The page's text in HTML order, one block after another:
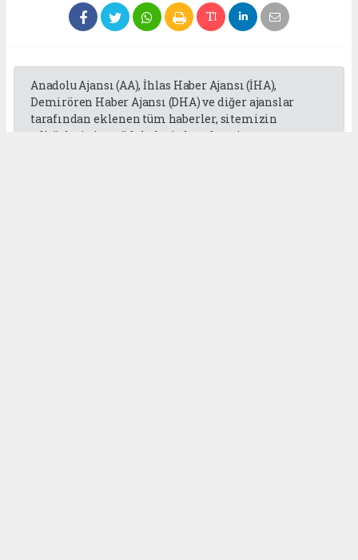
Anadolu Ajansı (AA), İhlas Haber Ajansı (İHA),
Demirören Haber Ajansı (DHA) ve diğer ajanslar
tarafından eklenen tüm haberler, sitemizin
editörlerinin müdahalesi olmadan ajans